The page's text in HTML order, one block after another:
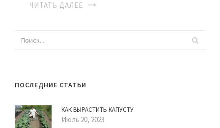
ЧИТАТЬ ДАЛЕЕ
ПОСЛЕДНИЕ СТАТЬИ
КАК ВЫРАСТИТЬ КАПУСТУ
Июль 20, 2023